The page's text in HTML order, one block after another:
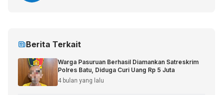
Berita Terkait
Warga Pasuruan Berhasil Diamankan Satreskrim
Polres Batu, Diduga Curi Uang Rp 5 Juta
4 bulan yang lalu